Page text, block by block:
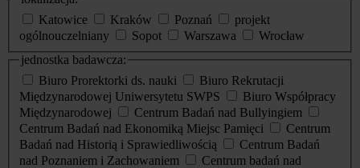
Katowice
Kraków Poznań
projekt
ogólnouczelniany
Sopot Warszawa
Wrocław
jednostka badawcza:
Biuro Prorektorki ds. nauki
Biuro Rekrutacji
Międzynarodowej Uniwersytetu SWPS
Biuro Współpracy
Międzynarodowej
Centrum Badań nad Bullyingiem
Centrum Badań nad Ekonomiką Miejsc Pamięci
Centrum
Badań nad Historią i Sprawiedliwością
Centrum Badań
nad Poznaniem i Zachowaniem
Centrum badań nad